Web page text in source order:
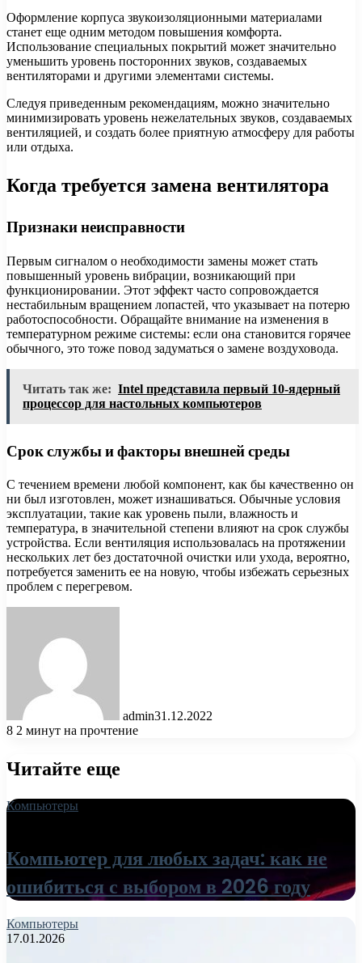
Оформление корпуса звукоизоляционными материалами
станет еще одним методом повышения комфорта.
Использование специальных покрытий может значительно
уменьшить уровень посторонних звуков, создаваемых
вентиляторами и другими элементами системы.
Следуя приведенным рекомендациям, можно значительно
минимизировать уровень нежелательных звуков, создаваемых
вентиляцией, и создать более приятную атмосферу для работы
или отдыха.
Когда требуется замена вентилятора
Признаки неисправности
Первым сигналом о необходимости замены может стать
повышенный уровень вибрации, возникающий при
функционировании. Этот эффект часто сопровождается
нестабильным вращением лопастей, что указывает на потерю
работоспособности. Обращайте внимание на изменения в
температурном режиме системы: если она становится горячее
обычного, это тоже повод задуматься о замене воздуховода.
Читать так же: Intel представила первый 10-ядерный
процессор для настольных компьютеров
Срок службы и факторы внешней среды
С течением времени любой компонент, как бы качественно он
ни был изготовлен, может изнашиваться. Обычные условия
эксплуатации, такие как уровень пыли, влажность и
температура, в значительной степени влияют на срок службы
устройства. Если вентиляция использовалась на протяжении
нескольких лет без достаточной очистки или ухода, вероятно,
потребуется заменить ее на новую, чтобы избежать серьезных
проблем с перегревом.
admin31.12.2022
8 2 минут на прочтение
Читайте еще
Компьютеры
Компьютер для любых задач: как не
ошибиться с выбором в 2026 году
Компьютеры
17.01.2026